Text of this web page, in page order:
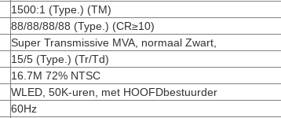
1500:1 (Type.) (TM)
88/88/88/88 (Type.) (CR≥10)
Super Transmissive MVA, normaal Zwart,
15/5 (Type.) (Tr/Td)
16.7M 72% NTSC
WLED, 50K-uren, met HOOFDbestuurder
60Hz